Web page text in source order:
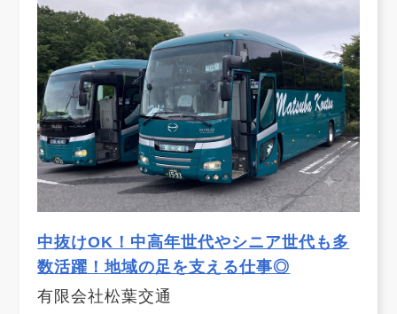
中抜けOK！中高年世代やシニア世代も多
数活躍！地域の足を支える仕事◎
有限会社松葉交通